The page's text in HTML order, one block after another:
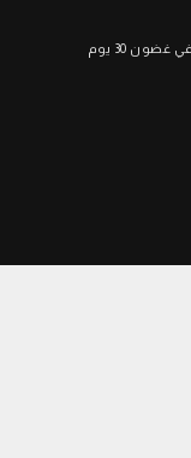
30 يوم